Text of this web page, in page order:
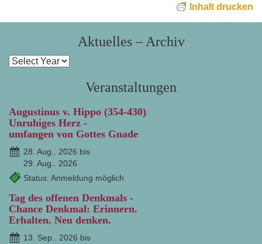
Inhalt drucken
Aktuelles – Archiv
Veranstaltungen
Augustinus v. Hippo (354-430)
Unruhiges Herz -
umfangen von Gottes Gnade
28. Aug.. 2026 bis
29. Aug.. 2026
Status: Anmeldung möglich
Tag des offenen Denkmals -
Chance Denkmal: Erinnern.
Erhalten. Neu denken.
13. Sep.. 2026 bis